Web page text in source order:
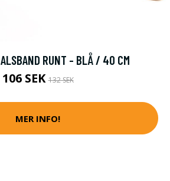
RUNT - BLÅ / 40 CM
106 SEK132 SEK
MER INFO!